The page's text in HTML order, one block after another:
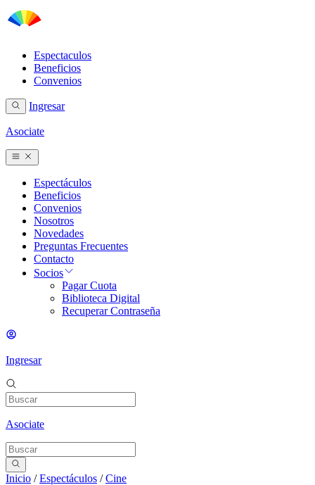
Espectaculos
Beneficios
Convenios
Ingresar
Asociate
Espectáculos
Beneficios
Convenios
Nosotros
Novedades
Preguntas Frecuentes
Contacto
Socios
Pagar Cuota
Biblioteca Digital
Recuperar Contraseña
Ingresar
Asociate
Inicio /Espectáculos /Cine